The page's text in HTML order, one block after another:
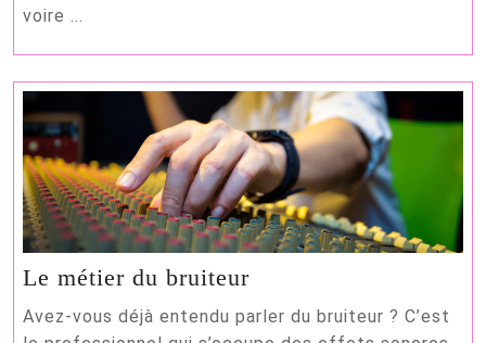
AES
:
les
formations
à
suivre
voire ...
Le métier du bruiteurLe
métier
Avez-vous déjà entendu parler du bruiteur ? C’est